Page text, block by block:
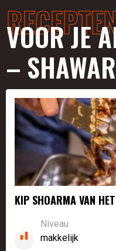
VOOR JE
–
KIP SHOARMA VAN
Niveau
makkelijk